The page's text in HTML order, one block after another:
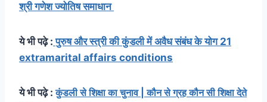
श्री गणेश ज्योतिष समाधान
ये भी पढ़े : पुरुष और स्त्री की कुंडली में अवैध संबंध के योग 21
extramarital affairs conditions
ये भी पढ़े :कुंडली से शिक्षा का चुनाव | कौन से ग्रह कौन सी शिक्षा देते